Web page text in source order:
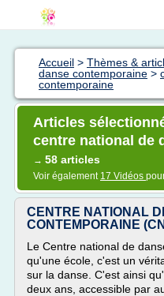
Accueil > Thèmes &
danse contemporaine >
contemporaine
Articles
centre national de
→ 58 articles
Voir également 17 Vidéos
CENTRE NATIONAL
CONTEMPORAINE
Le Centre national de
qu'une école, c'est un
sur la danse. C'est ainsi
deux ans, accessible par